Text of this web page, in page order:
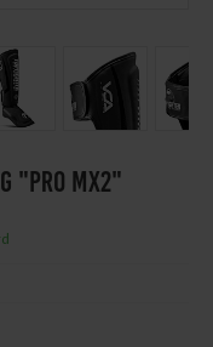
Next
"PRO MX2"